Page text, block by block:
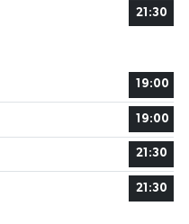
21:30
19:00
19:00
21:30
21:30